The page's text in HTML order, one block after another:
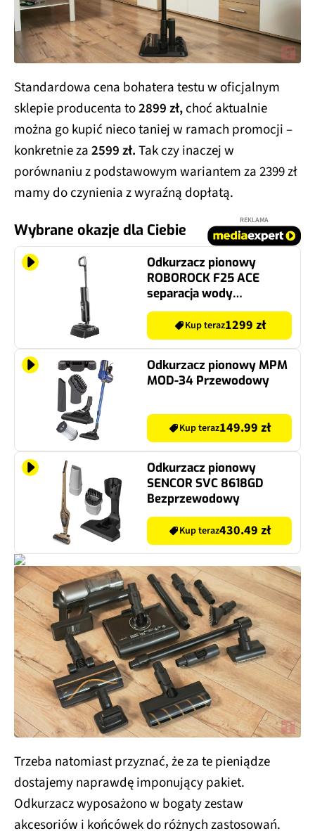
Standardowa cena bohatera testu w oficjalnym
sklepie producenta to2899 zł,choć aktualnie
można go kupić nieco taniej w ramach promocji –
konkretnie za2599 zł.Tak czy inaczej w
porównaniu z podstawowym wariantem za 2399 zł
mamy do czynienia z wyraźną dopłatą.
Wybrane okazje dla Ciebie
REKLAMA
Odkurzacz pionowy
ROBOROCK F25 ACE
separacja wody
Bezprzewodowy
(Mopujący)
Kup teraz1299 zł
Odkurzacz pionowy MPM
MOD-34 Przewodowy
Kup teraz149.99 zł
Odkurzacz pionowy
SENCOR SVC 8618GD
Bezprzewodowy
Kup teraz430.49 zł
Trzeba natomiast przyznać, że za te pieniądze
dostajemy naprawdę imponujący pakiet.
Odkurzacz wyposażono w bogaty zestaw
akcesoriów i końcówek do różnych zastosowań.